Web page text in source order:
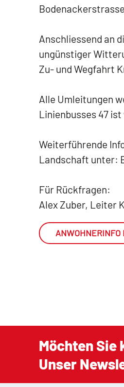
Anschliessend an
ungünstiger
Zu- und Wegfahrt
Alle Umleitungen
Linienbusses 47
Weiterführende
Landschaft unter:
Für Rückfragen:
Alex Zuber, Leiter
ANWOHNERINFO
Möchten Sie
Unser